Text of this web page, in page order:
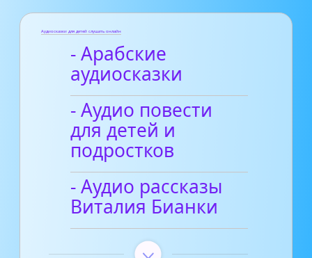
Аудиосказки для детей слушать онлайн
- Арабские
аудиосказки
- Аудио повести
для детей и
подростков
- Аудио рассказы
Виталия Бианки